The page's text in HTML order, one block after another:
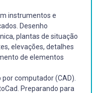
instrumentos e
Desenho
plantas de situação
elevações, detalhes
de elementos
computador (CAD).
Preparando para